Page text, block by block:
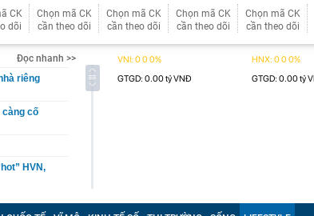
CK
dõi
Chọn mã CK
cần theo dõi
Chọn mã CK
cần theo dõi
Chọn mã CK
cần theo dõi
Chọn mã CK
cần theo dõi
Đọc nhanh >>
riêng
càng cố
HVN,
ròng cổ